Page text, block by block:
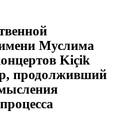
Муслима
Kiçik
продолживший